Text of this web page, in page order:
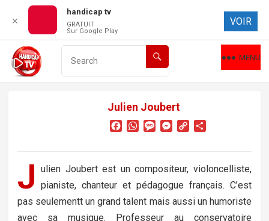
MENU
Julien Joubert
b
o
o
W
s
A
p
M
a
g
e
M
e
n
g
L
i
n
a
g
e
J ulien Joubert est un compositeur, violoncelliste,
pianiste, chanteur et pédagogue français. C’est
pas seulementt un grand talent mais aussi un humoriste
avec sa musique. Professeur au conservatoire
✕
handicap tv
GRATUIT
Sur Google Play
VOIR